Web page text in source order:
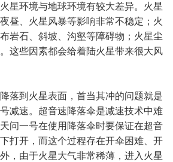
星环境与地球环境有较大差异。火星
昼、火星风暴等影响非常不稳定；火
岩石、斜坡、沟壑等障碍物；火星尘
这些因素都会给着陆火星带来很大风
落到火星表面，首当其冲的问题就是
减速。超音速降落伞是减速技术中难
问一号在使用降落伞时要保证在超音
打开，而这个过程存在开伞困难、开
，由于火星大气非常稀薄，进入火星